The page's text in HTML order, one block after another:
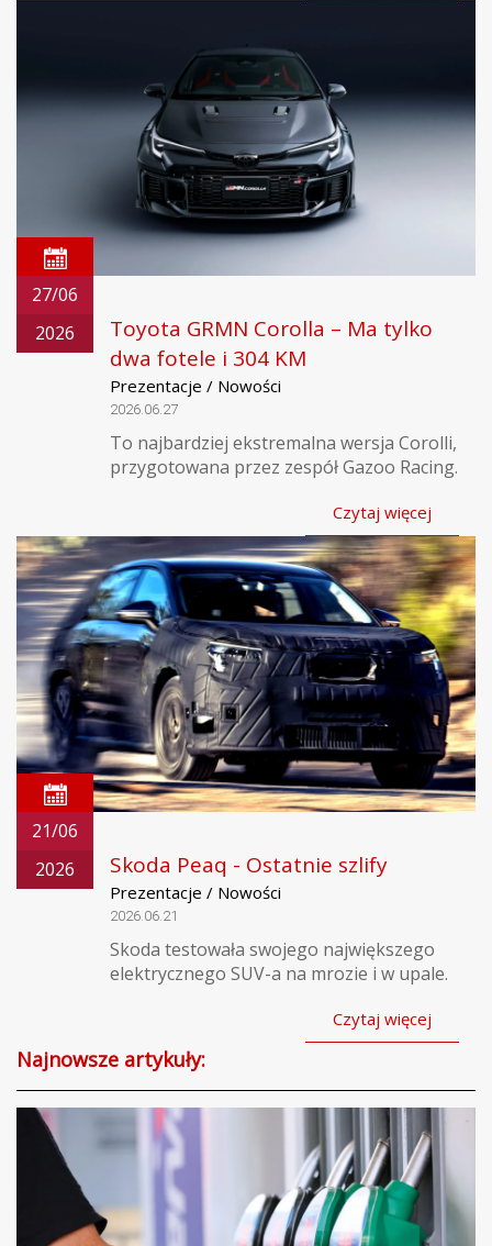
27/06
2026
Toyota GRMN Corolla – Ma tylko
dwa fotele i 304 KM
Prezentacje / Nowości
2026.06.27
To najbardziej ekstremalna wersja Corolli,
przygotowana przez zespół Gazoo Racing.
Czytaj więcej
21/06
2026
Skoda Peaq - Ostatnie szlify
Prezentacje / Nowości
2026.06.21
Skoda testowała swojego największego
elektrycznego SUV-a na mrozie i w upale.
Czytaj więcej
Najnowsze artykuły: